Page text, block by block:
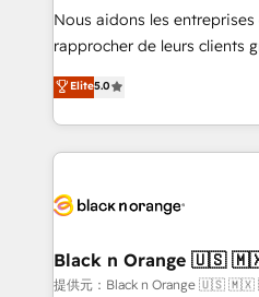
B2B sectors such as
business services. We
impact of your digital
detailed financial rationale
embark on a
business up for long-term
business. If not now, when?
Nous aidons les
rapprocher de leurs clients
DIGITALISIM, nous avons
réussite des entreprises
le marketing digital, et la
pourquoi, nos experts sont
référencement, votre
projet HubSpot avec DIGITALISIM : 🧽
migration et intégration des
Elite5.0
Black n Orange 🇺🇸
提供元：Black n Orange 🇺🇸